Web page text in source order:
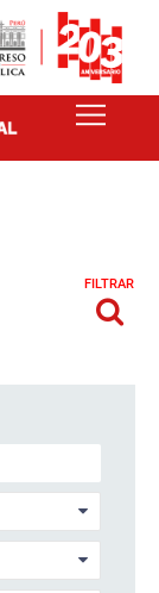
FILTRAR